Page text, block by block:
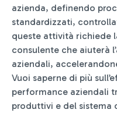
azienda, definendo
standardizzati,
queste attività richiede
consulente che aiuterà
aziendali,
Vuoi saperne di più
performance aziendali
produttivi e del sistema